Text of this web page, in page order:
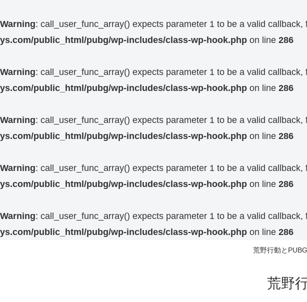
Warning: call_user_func_array() expects parameter 1 to be a valid
ys.com/public_html/pubg/wp-includes/class-wp-hook.php on line 286
Warning: call_user_func_array() expects parameter 1 to be a valid
ys.com/public_html/pubg/wp-includes/class-wp-hook.php on line 286
Warning: call_user_func_array() expects parameter 1 to be a valid
ys.com/public_html/pubg/wp-includes/class-wp-hook.php on line 286
Warning: call_user_func_array() expects parameter 1 to be a valid
ys.com/public_html/pubg/wp-includes/class-wp-hook.php on line 286
Warning: call_user_func_array() expects parameter 1 to be a valid
ys.com/public_html/pubg/wp-includes/class-wp-hook.php on line 286
荒野行動と
荒野